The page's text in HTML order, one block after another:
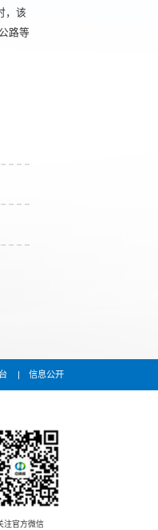
，该
路等
信息公开
注官方微信